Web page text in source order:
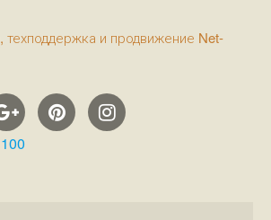
, техподдержка и продвижение Net-